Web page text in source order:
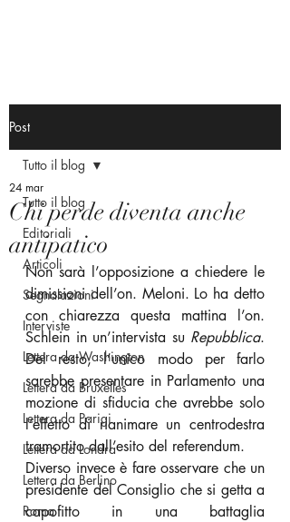
Post
Tutto il blog
Editoriali
Articoli
Segnalazioni
Interviste
Lettera da Washington
Lettera da Bruxelles
Lettera da Parigi
Lettera da Londra
Lettera da Berlino
Roma
Tutto il blog
Chi perde diventa anche
antipatico
24 mar
Non sarà l’opposizione a chiedere le
dimissioni dell’on. Meloni. Lo ha detto
con chiarezza questa mattina l’on.
Schlein in un’intervista su Repubblica.
Del resto, l’unico modo per farlo
sarebbe presentare in Parlamento una
mozione di sfiducia che avrebbe solo
l’effetto di rianimare un centrodestra
tramortito dall’esito del referendum.
Diverso invece è fare osservare che un
presidente del Consiglio che si getta a
capofitto in una battaglia